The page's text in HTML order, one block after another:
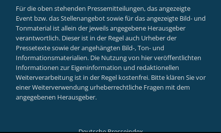
Für die oben stehenden Pressemitteilungen, das angezeigte
Event bzw. das Stellenangebot sowie für das angezeigte Bild- und
Tonmaterial ist allein der jeweils angegebene Herausgeber
verantwortlich. Dieser ist in der Regel auch Urheber der
Pressetexte sowie der angehängten Bild-, Ton- und
Informationsmaterialien. Die Nutzung von hier veröffentlichten
Informationen zur Eigeninformation und redaktionellen
Weiterverarbeitung ist in der Regel kostenfrei. Bitte klären Sie vor
einer Weiterverwendung urheberrechtliche Fragen mit dem
angegebenen Herausgeber.